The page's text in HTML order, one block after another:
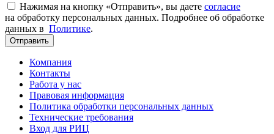
Нажимая на кнопку «Отправить», вы даете согласие
на обработку персональных данных. Подробнее об обработке
данных в Политике.
Отправить
Компания
Контакты
Работа у нас
Правовая информация
Политика обработки персональных данных
Технические требования
Вход для РИЦ